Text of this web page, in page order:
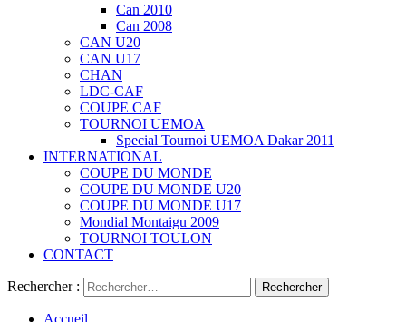
Can 2010
Can 2008
CAN U20
CAN U17
CHAN
LDC-CAF
COUPE CAF
TOURNOI UEMOA
Special Tournoi UEMOA Dakar 2011
INTERNATIONAL
COUPE DU MONDE
COUPE DU MONDE U20
COUPE DU MONDE U17
Mondial Montaigu 2009
TOURNOI TOULON
CONTACT
Rechercher :
Accueil